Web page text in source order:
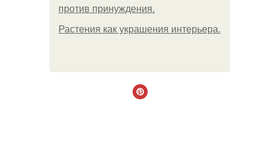
против принуждения.
Растения как украшения интерьера.